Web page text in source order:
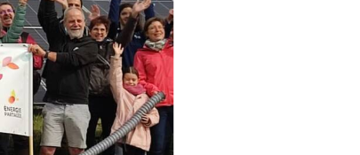
CONTACT